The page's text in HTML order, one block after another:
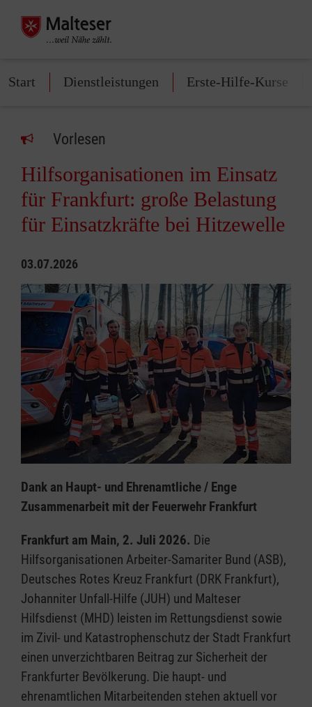
Start Dienstleistungen Erste-Hilfe-Kurse
Vorlesen
Hilfsorganisationen im Einsatz
für Frankfurt: große Belastung
für Einsatzkräfte bei Hitzewelle
03.07.2026
Dank an Haupt- und Ehrenamtliche / Enge
Zusammenarbeit mit der Feuerwehr Frankfurt
Frankfurt am Main, 2. Juli 2026. Die
Hilfsorganisationen Arbeiter-Samariter Bund (ASB),
Deutsches Rotes Kreuz Frankfurt (DRK Frankfurt),
Johanniter Unfall-Hilfe (JUH) und Malteser
Hilfsdienst (MHD) leisten im Rettungsdienst sowie
im Zivil- und Katastrophenschutz der Stadt Frankfurt
einen unverzichtbaren Beitrag zur Sicherheit der
Frankfurter Bevölkerung. Die haupt- und
ehrenamtlichen Mitarbeitenden stehen aktuell vor